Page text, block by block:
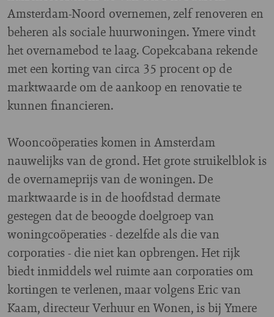
Amsterdam-Noord overnemen, zelf renoveren en
beheren als sociale huurwoningen. Ymere vindt
het overnamebod te laag. Copekcabana rekende
met een korting van circa 35 procent op de
marktwaarde om de aankoop en renovatie te
kunnen financieren.
Wooncoöperaties komen in Amsterdam
nauwelijks van de grond. Het grote struikelblok is
de overnameprijs van de woningen. De
marktwaarde is in de hoofdstad dermate
gestegen dat de beoogde doelgroep van
woningcoöperaties - dezelfde als die van
corporaties - die niet kan opbrengen. Het rijk
biedt inmiddels wel ruimte aan corporaties om
kortingen te verlenen, maar volgens Eric van
Kaam, directeur Verhuur en Wonen, is bij Ymere